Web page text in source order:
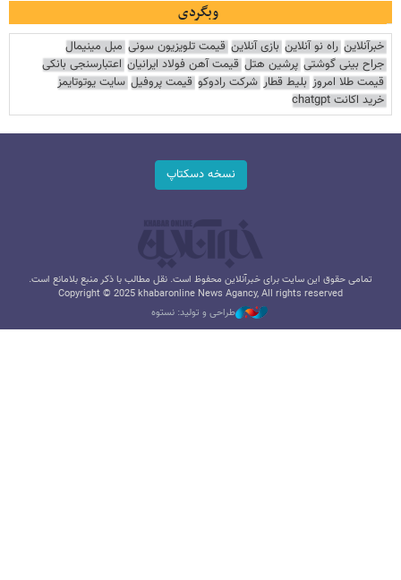
وبگردی
خبرآنلاین راه نو آنلاین بازی آنلاین قیمت تلویزیون سونی مبل مینیمال
جراح بینی گوشتی پرشین هتل قیمت آهن فولاد ایرانیان اعتبارسنجی بانکی
قیمت طلا امروز بلیط قطار شرکت رادوکو قیمت پروفیل سایت یوتوتایمز
خرید اکانت chatgpt
نسخه دسکتاپ
تمامی حقوق این سایت برای خبرآنلاین محفوظ است. نقل مطالب با ذکر منبع بلامانع است.
Copyright © 2025 khabaronline News Agancy, All rights reserved
طراحی و تولید: نستوه